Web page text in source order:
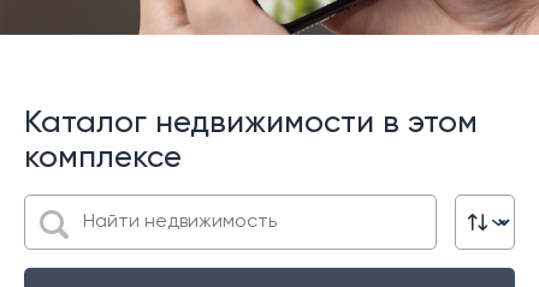
Каталог недвижимости в этом
комплексе